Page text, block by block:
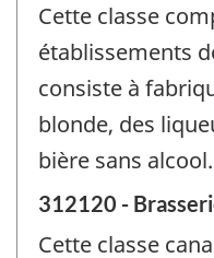
Cette classe
établissements
consiste à
blonde, des
bière sans alcool.
312120 -
Cette classe